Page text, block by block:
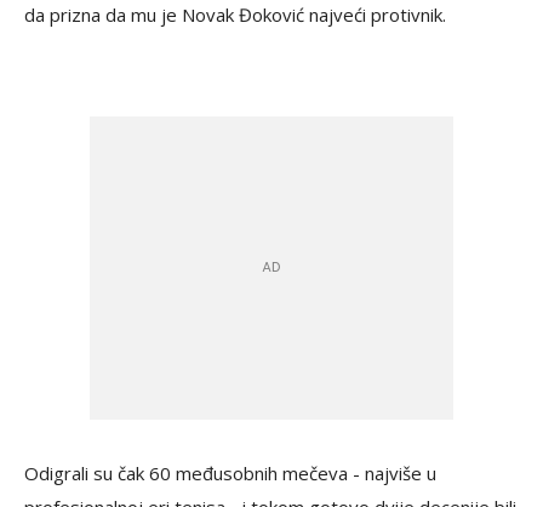
da prizna da mu je Novak Đoković najveći protivnik.
Odigrali su čak 60 međusobnih mečeva - najviše u